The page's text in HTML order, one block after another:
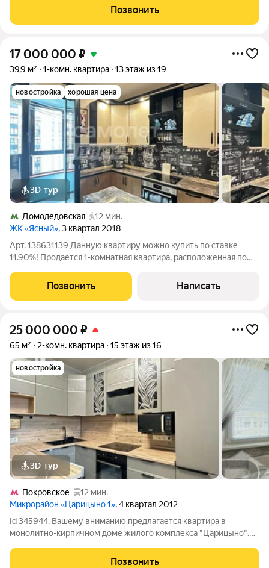
приобрести полностью готовое к проживанию жилье без
необходимости вкладывать средства в
Позвонить
17 000 000 ₽
39,9 м² 1-комн. квартира 13 этаж из 19
новостройка хорошая цена
3D-тур
Домодедовская
12 мин.
ЖК «Ясный», 3 квартал 2018
Арт. 138631139 Данную квартиру можно купить по ставке
11.90%! Продается 1-комнатная квартира, расположенная по
квартиры составляет 39.9 м, располагается на 13/19 этажей.
Квартира включает 1
Позвонить Написать
25 000 000 ₽
65 м² 2-комн. квартира 15 этаж из 16
новостройка
3D-тур
Покровское
12 мин.
Микрорайон «Царицыно 1», 4 квартал 2012
Id 345944. Вашему вниманию предлагается квартира в
монолитно-кирпичном доме жилого комплекса "Царицыно".
паркинг из лифта. Лучшая планировка - распашонка, комнаты
Позвонить